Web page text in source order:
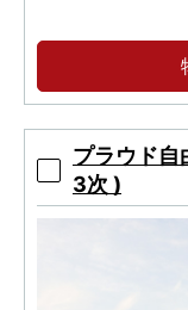
京葉線「越
江戸線「門前
「大手町」直
セス性
プラウド自
3次 )